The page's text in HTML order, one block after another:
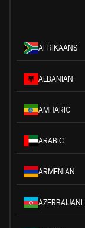
AFRIKAANS
ALBANIAN
AMHARIC
ARABIC
ARMENIAN
AZERBAIJANI